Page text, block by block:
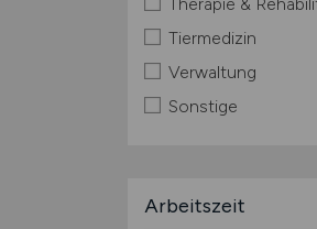
Tiermedizin
Verwaltung
Sonstige
Arbeitszeit